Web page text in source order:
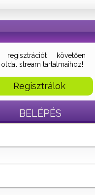
követően
stream tartalmaihoz!
Regisztrálok
BELÉPÉS